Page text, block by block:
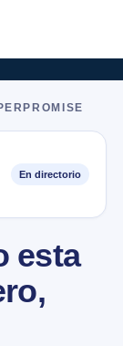
En directorio
esta